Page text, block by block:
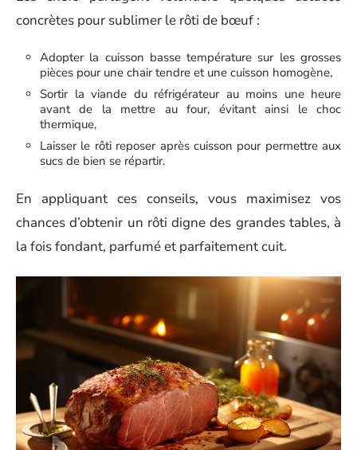
concrètes pour sublimer le rôti de bœuf :
Adopter la cuisson basse température sur les grosses
pièces pour une chair tendre et une cuisson homogène,
Sortir la viande du réfrigérateur au moins une heure
avant de la mettre au four, évitant ainsi le choc
thermique,
Laisser le rôti reposer après cuisson pour permettre aux
sucs de bien se répartir.
En appliquant ces conseils, vous maximisez vos
chances d’obtenir un rôti digne des grandes tables, à
la fois fondant, parfumé et parfaitement cuit.